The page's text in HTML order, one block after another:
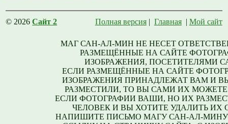
© 2026Сайт 2 Полная версия| Главная| Мой сайт
МАГ САН-АЛ-МИН НЕ НЕСЕТ
РАЗМЕЩЁННЫЕ НА САЙТЕ
ИЗОБРАЖЕНИЯ, ПОСЕТИТЕЛЯМИ
ЕСЛИ РАЗМЕЩЁННЫЕ НА САЙТЕ
ИЗОБРАЖЕНИЯ ПРИНАДЛЕЖАТ ВАМ И
РАЗМЕСТИЛИ, ТО ВЫ САМИ ИХ МОЖЕТЕ
ЕСЛИ ФОТОГРАФИИ ВАШИ, НО ИХ
ЧЕЛОВЕК И ВЫ ХОТИТЕ УДАЛИТЬ ИХ
НАПИШИТЕ ПИСЬМО МАГУ САН-АЛ-